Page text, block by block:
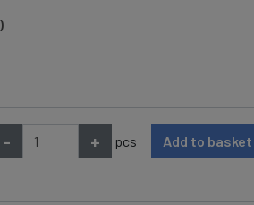
- + pcs Add to basket